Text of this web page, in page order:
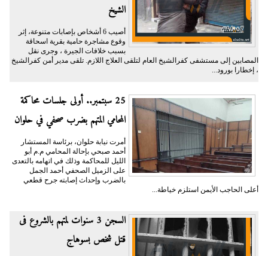
الشيخ
أصيب 6 أشخاص بإصابات متنوعة، إثر
وقوع مشاجرة حامية بقرية اسحاقة
بسبب خلافات الجيرة ، وجرى نقل
المصابين إلى مستشفى كفرالشيخ العام لتلقى العلاج اللازم. تلقى مدير أمن كفرالشيخ
، إخطارا بورود...
25 سبتمبر.. أولى جلسات محاكمة
المحامي المتهم بضرب صحفي في حلوان
أمرت نيابة حلوان، برئاسة المستشار
أحمد صبحي بإحالة المحامي م.م أبو
الليل للمحاكمة وذلك في اتهامه بالتعدى
على الزميل الصحفي أحمد الجمل
بالضرب وإحداث إصابته جرح قطعي
أعلى الحاجب الأيمن استلزم خياطة...
السجن 3 سنوات لمتهم بالشروع فى
قتل شخص بسوهاج